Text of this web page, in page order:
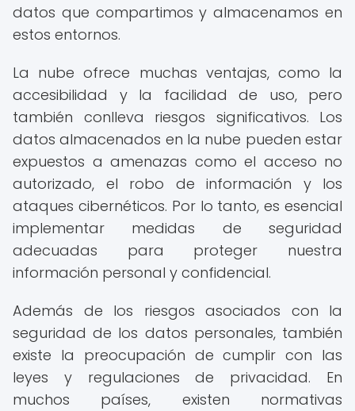
datos que compartimos y almacenamos en
estos entornos.
La nube ofrece muchas ventajas, como la
accesibilidad y la facilidad de uso, pero
también conlleva riesgos significativos. Los
datos almacenados en la nube pueden estar
expuestos a amenazas como el acceso no
autorizado, el robo de información y los
ataques cibernéticos. Por lo tanto, es esencial
implementar medidas de seguridad
adecuadas para proteger nuestra
información personal y confidencial.
Además de los riesgos asociados con la
seguridad de los datos personales, también
existe la preocupación de cumplir con las
leyes y regulaciones de privacidad. En
muchos países, existen normativas